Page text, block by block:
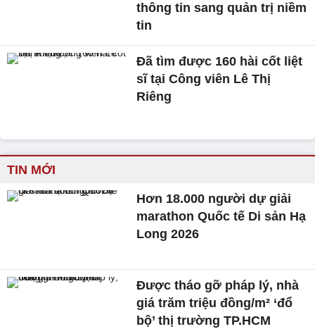
thông tin sang quản trị niềm
tin
Đã tìm được 160 hài cốt liệt
sĩ tại Công viên Lê Thị
Riêng
TIN MỚI
Hơn 18.000 người dự giải
marathon Quốc tế Di sản Hạ
Long 2026
Được tháo gỡ pháp lý, nhà
giá trăm triệu đồng/m² ‘đổ
bộ’ thị trường TP.HCM